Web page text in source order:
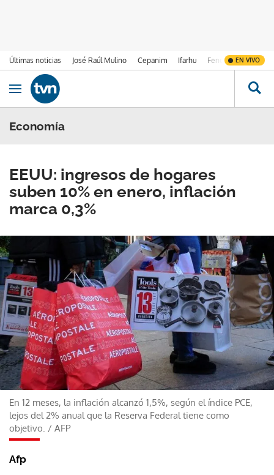
Últimas noticias José Raúl Mulino Cepanim Ifarhu Fenómeno de El
EN VIVO
Ir al contenido
Obrir navegació
Economía
EEUU: ingresos de hogares
suben 10% en enero, inflación
marca 0,3%
En 12 meses, la inflación alcanzó 1,5%, según el índice PCE,
lejos del 2% anual que la Reserva Federal tiene como
objetivo. / AFP
Afp